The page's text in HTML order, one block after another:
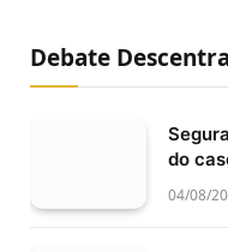
Debate
do
04/08/